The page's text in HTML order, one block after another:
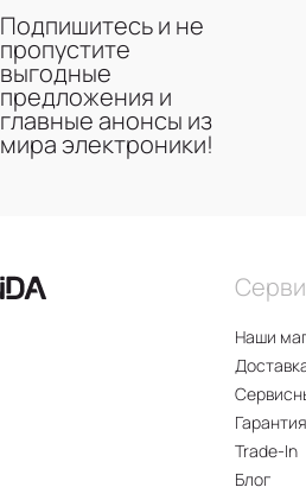
Подпишитесь и не
пропустите
выгодные
предложения и
главные анонсы из
мира электроники!
Наши
Trade-In
Блог